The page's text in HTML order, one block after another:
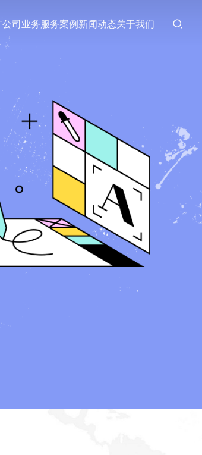
公司业务服务案例新闻动态关于我们